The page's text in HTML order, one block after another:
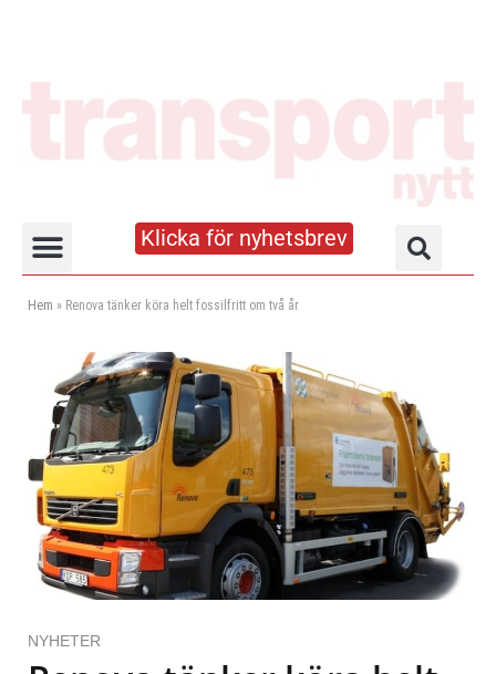
Klicka för nyhetsbrev
Hem » Renova tänker köra helt fossilfritt om två år
NYHETER